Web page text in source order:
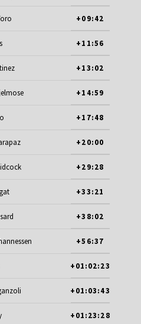
+09:42
+11:56
+13:02
+14:59
+17:48
+20:00
+29:28
+33:21
+38:02
+56:37
+01:02:23
+01:03:43
+01:23:28